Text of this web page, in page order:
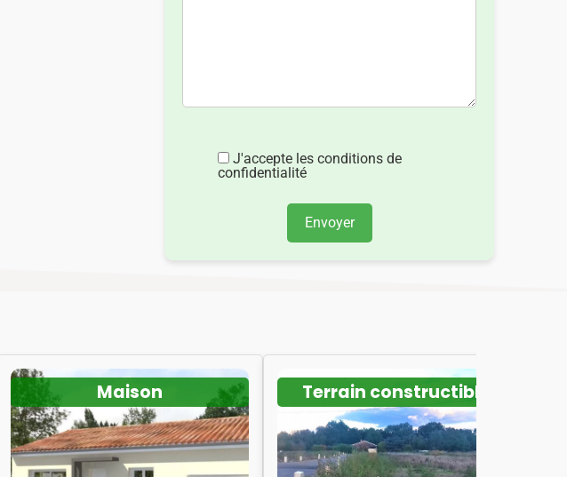
J'accepte les conditions de
confidentialité
Envoyer
Maison Terrain constructible